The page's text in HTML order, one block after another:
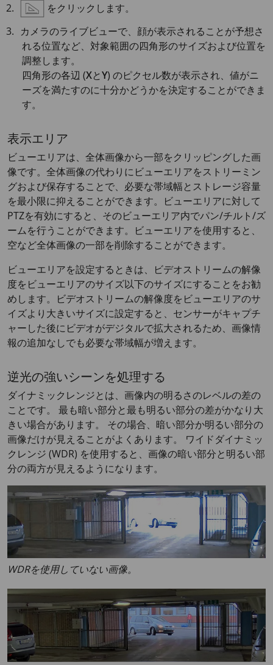
をクリックします。
カメラのライブビューで、顔が表示されることが予想さ
れる位置など、対象範囲の四角形のサイズおよび位置を
調整します。
四角形の各辺 (XとY) のピクセル数が表示され、値がニ
ーズを満たすのに十分かどうかを決定することができま
す。
表示エリア
ビューエリアは、全体画像から一部をクリッピングした画
像です。全体画像の代わりにビューエリアをストリーミン
グおよび保存することで、必要な帯域幅とストレージ容量
を最小限に抑えることができます。ビューエリアに対して
PTZを有効にすると、そのビューエリア内でパン/チルト/ズ
ームを行うことができます。ビューエリアを使用すると、
空など全体画像の一部を削除することができます。
ビューエリアを設定するときは、ビデオストリームの解像
度をビューエリアのサイズ以下のサイズにすることをお勧
めします。ビデオストリームの解像度をビューエリアのサ
イズより大きいサイズに設定すると、センサーがキャプチ
ャーした後にビデオがデジタルで拡大されるため、画像情
報の追加なしでも必要な帯域幅が増えます。
逆光の強いシーンを処理する
ダイナミックレンジとは、画像内の明るさのレベルの差の
ことです。 最も暗い部分と最も明るい部分の差がかなり大
きい場合があります。 その場合、暗い部分か明るい部分の
画像だけが見えることがよくあります。 ワイドダイナミッ
クレンジ (WDR) を使用すると、画像の暗い部分と明るい部
分の両方が見えるようになります。
WDRを使用していない画像。